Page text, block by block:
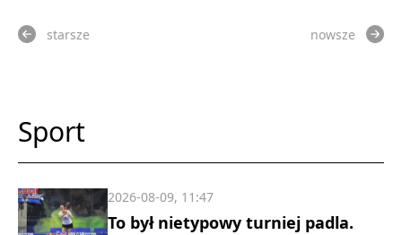
starsze nowsze
Sport
To był nietypowy turniej padla.
2026-08-09, 11:47